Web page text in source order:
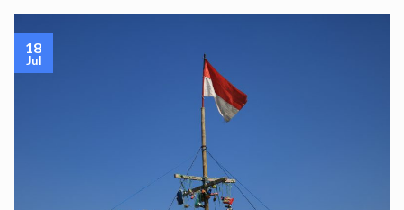
18
Jul